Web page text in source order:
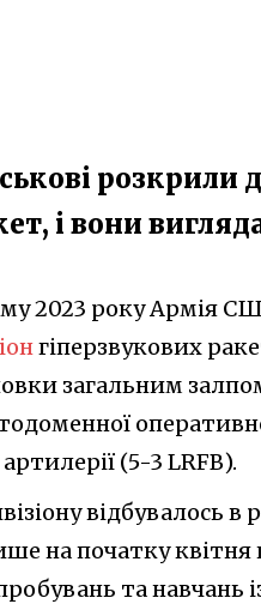
розкрили
і вони
2023 року Армія
гіперзвукових
загальним
(5-3 LRFB).
відбувалось
на початку
та навчань